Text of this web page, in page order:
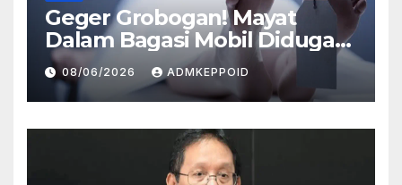
Geger Grobogan! Mayat
Dalam Bagasi Mobil Diduga
Terkait Hilangnya Bos Konter
HP
08/06/2026 ADMKEPPOID